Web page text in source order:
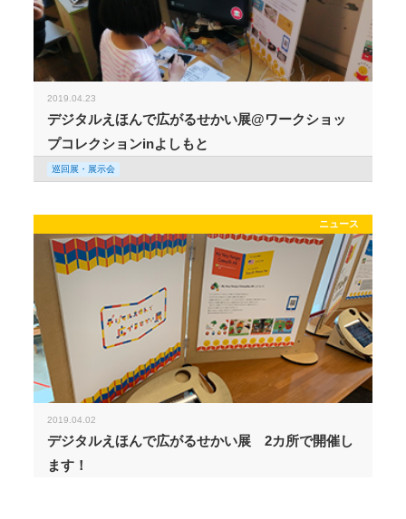
2019.04.23
デジタルえほんで広がるせかい展@ワークショッ
プコレクションinよしもと
巡回展・展示会
ニュース
2019.04.02
デジタルえほんで広がるせかい展 2カ所で開催し
ます！